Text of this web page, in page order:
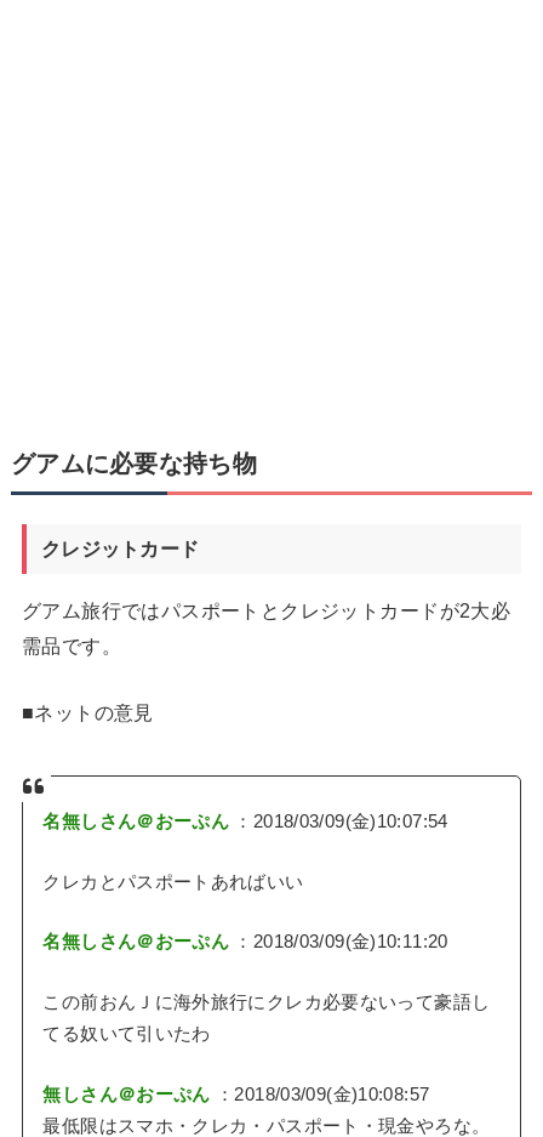
グアムに必要な持ち物
クレジットカード
グアム旅行ではパスポートとクレジットカードが2大必
需品です。
■ネットの意見
名無しさん＠おーぷん ：2018/03/09(金)10:07:54
クレカとパスポートあればいい
名無しさん＠おーぷん ：2018/03/09(金)10:11:20
この前おんＪに海外旅行にクレカ必要ないって豪語し
てる奴いて引いたわ
無しさん＠おーぷん ：2018/03/09(金)10:08:57
最低限はスマホ・クレカ・パスポート・現金やろな。